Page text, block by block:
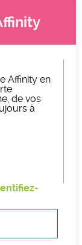
Affinity en
de vos
à